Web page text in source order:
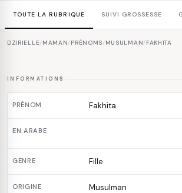
TOUTE LA RUBRIQUE SUIVI GROSSESSE
DZIRIELLE/ MAMAN/ PRÉNOMS/ MUSULMAN/ FAKHITA
INFORMATIONS
PRÉNOM Fakhita
EN ARABE
GENRE Fille
ORIGINE Musulman